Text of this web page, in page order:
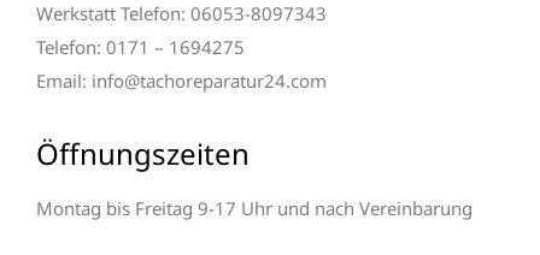
Werkstatt Telefon: 06053-8097343
Telefon: 0171 – 1694275
Email: info@tachoreparatur24.com
Öffnungszeiten
Montag bis Freitag 9-17 Uhr und nach Vereinbarung